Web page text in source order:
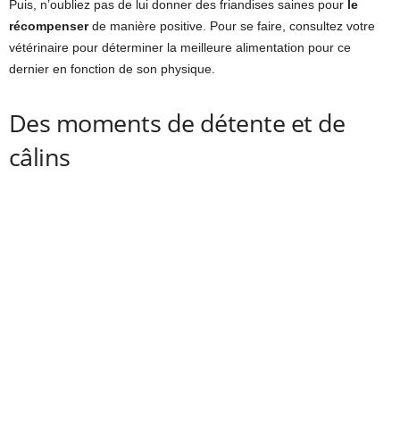
Puis, n’oubliez pas de lui donner des friandises saines pour le
récompenserde manière positive. Pour se faire, consultez votre
vétérinaire pour déterminer la meilleure alimentation pour ce
dernier en fonction de son physique.
Des moments de détente et de
câlins